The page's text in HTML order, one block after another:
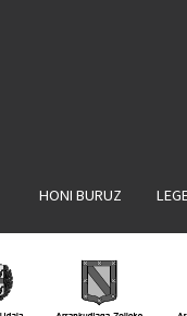
HONI BURUZ